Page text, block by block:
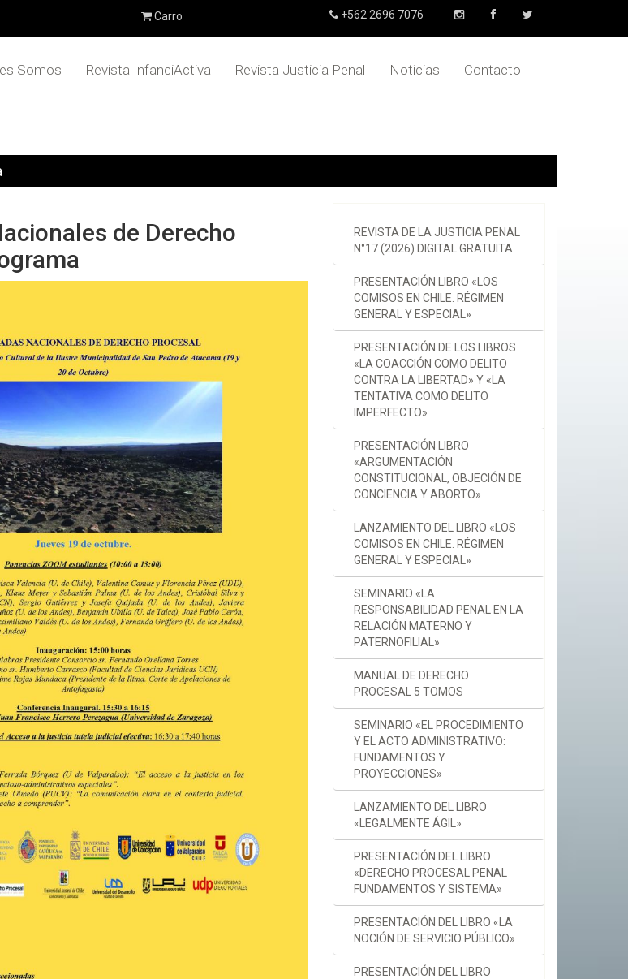
Carro +562 2696 7076
Somos Revista InfanciActiva Revista Justicia Penal Noticias Contacto
de Derecho
REVISTA DE LA JUSTICIA PENAL
N°17 (2026) DIGITAL GRATUITA
PRESENTACIÓN LIBRO «LOS
COMISOS EN CHILE. RÉGIMEN
GENERAL Y ESPECIAL»
PRESENTACIÓN DE LOS LIBROS
«LA COACCIÓN COMO DELITO
CONTRA LA LIBERTAD» Y «LA
TENTATIVA COMO DELITO
IMPERFECTO»
PRESENTACIÓN LIBRO
«ARGUMENTACIÓN
CONSTITUCIONAL, OBJECIÓN DE
CONCIENCIA Y ABORTO»
LANZAMIENTO DEL LIBRO «LOS
COMISOS EN CHILE. RÉGIMEN
GENERAL Y ESPECIAL»
SEMINARIO «LA
RESPONSABILIDAD PENAL EN LA
RELACIÓN MATERNO Y
PATERNOFILIAL»
MANUAL DE DERECHO
PROCESAL 5 TOMOS
SEMINARIO «EL PROCEDIMIENTO
Y EL ACTO ADMINISTRATIVO:
FUNDAMENTOS Y
PROYECCIONES»
LANZAMIENTO DEL LIBRO
«LEGALMENTE ÁGIL»
PRESENTACIÓN DEL LIBRO
«DERECHO PROCESAL PENAL
FUNDAMENTOS Y SISTEMA»
PRESENTACIÓN DEL LIBRO «LA
NOCIÓN DE SERVICIO PÚBLICO»
PRESENTACIÓN DEL LIBRO